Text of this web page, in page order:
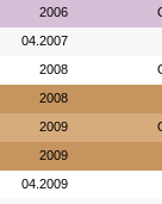
2006
04.2007
2008
2008
2009
2009
04.2009